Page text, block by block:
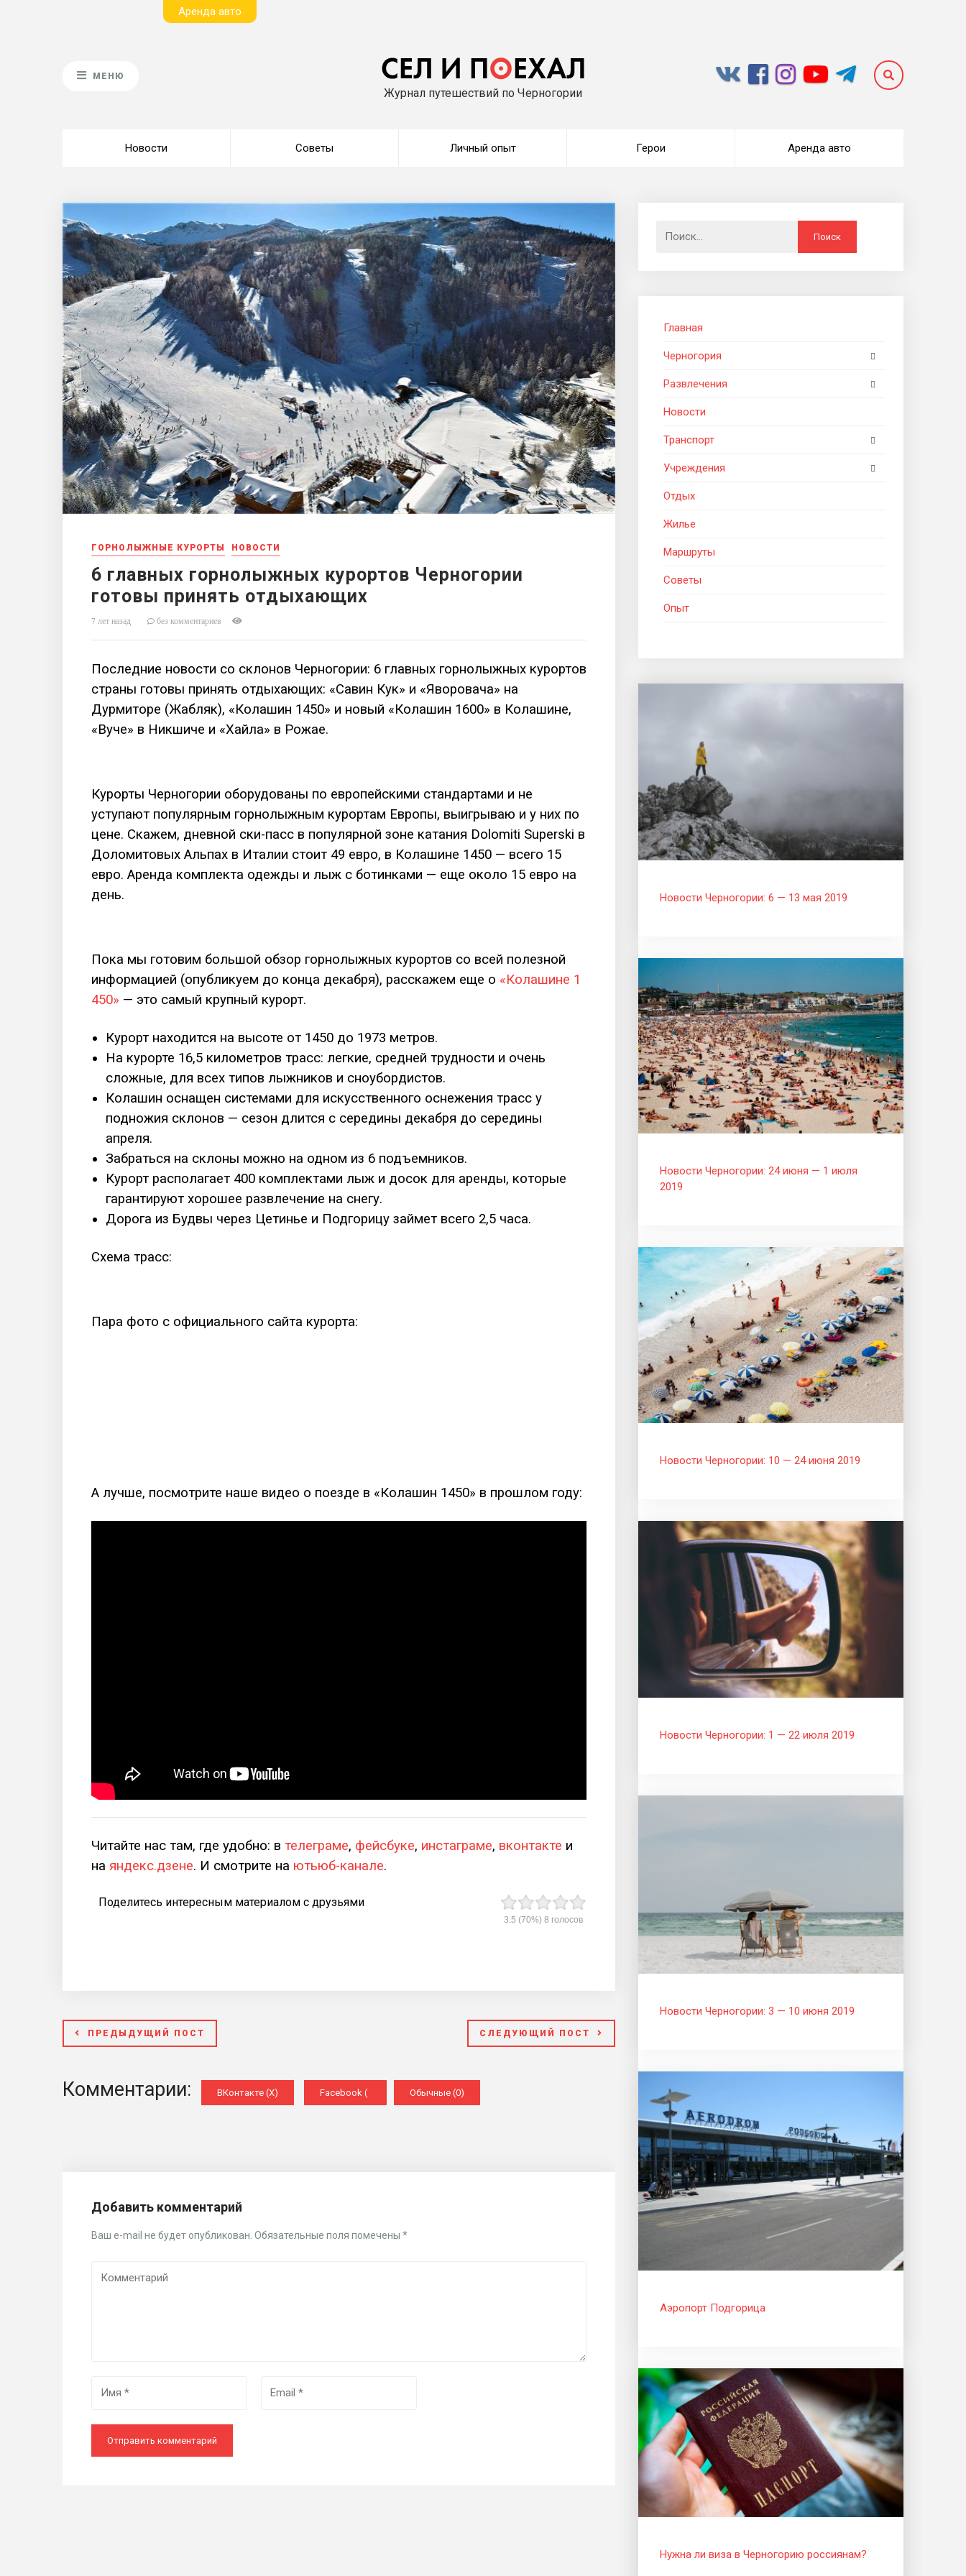
Aренда авто
МЕНЮ
Журнал путешествий по Черногории
Новости Советы Личный опыт Герои Аренда авто
ГОРНОЛЫЖНЫЕ КУРОРТЫ НОВОСТИ
6 главных горнолыжных курортов Черногории
готовы принять отдыхающих
7 лет назад без комментариев
Последние новости со склонов Черногории: 6 главных горнолыжных курортов
страны готовы принять отдыхающих: «Савин Кук» и «Яворовача» на
Дурмиторе (Жабляк), «Колашин 1450» и новый «Колашин 1600» в Колашине,
«Вуче» в Никшиче и «Хайла» в Рожае.
Курорты Черногории оборудованы по европейскими стандартами и не
уступают популярным горнолыжным курортам Европы, выигрываю и у них по
цене. Скажем, дневной ски-пасс в популярной зоне катания Dolomiti Superski в
Доломитовых Альпах в Италии стоит 49 евро, в Колашине 1450 — всего 15
евро. Аренда комплекта одежды и лыж с ботинками — еще около 15 евро на
день.
Пока мы готовим большой обзор горнолыжных курортов со всей полезной
информацией (опубликуем до конца декабря), расскажем еще о «Колашине 1
450» — это самый крупный курорт.
Курорт находится на высоте от 1450 до 1973 метров.
На курорте 16,5 километров трасс: легкие, средней трудности и очень
сложныe, для всех типов лыжников и сноубордистов.
Колашин оснащен системами для искусственного оснежения трасс у
подножия склонов — сезон длится с середины декабря до середины
апреля.
Забраться на склоны можно на одном из 6 подъемников.
Курорт располагает 400 комплектами лыж и досок для аренды, которые
гарантируют хорошее развлечение на снегу.
Дорога из Будвы через Цетинье и Подгорицу займет всего 2,5 часа.
Схема трасс:
Пара фото с официального сайта курорта:
А лучше, посмотрите наше видео о поезде в «Колашин 1450» в прошлом году:
Читайте нас там, где удобно: в телеграме, фейсбуке, инстаграме, вконтакте и
на яндекс.дзене. И смотрите на ютьюб-канале.
3.5 (70%)8 голосов
Поделитесь интересным материалом с друзьями
ПРЕДЫДУЩИЙ ПОСТ СЛЕДУЮЩИЙ ПОСТ
Комментарии: ВКонтакте (X) Facebook ( )
Обычные (0)
Добавить комментарий
Ваш e-mail не будет опубликован. Обязательные поля помечены *
Главная
Черногория
Развлечения
Новости
Транспорт
Учреждения
Отдых
Жилье
Маршруты
Советы
Опыт
Новости Черногории: 6 — 13 мая 2019
Новости Черногории: 24 июня — 1 июля
2019
Новости Черногории: 10 — 24 июня 2019
Новости Черногории: 1 — 22 июля 2019
Новости Черногории: 3 — 10 июня 2019
Аэропорт Подгорица
Нужна ли виза в Черногорию россиянам?